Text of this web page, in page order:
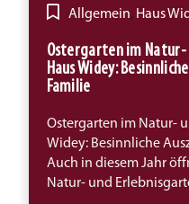
Allgemein, Haus
Ostergarten im Natur-
Haus Widey:
Familie
Ostergarten im Natur-
Widey: Besinnliche
Auch in diesem Jahr
Natur- und